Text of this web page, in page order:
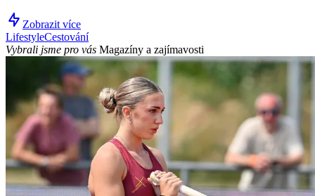
Zobrazit více
LifestyleCestování
Vybrali jsme pro vás Magazíny a zajímavosti